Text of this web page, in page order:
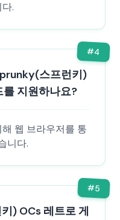
.
#4
스프런키)
를 지원하나요?
웹 브라우저를 통
니다.
#5
) OCs 레트로 게